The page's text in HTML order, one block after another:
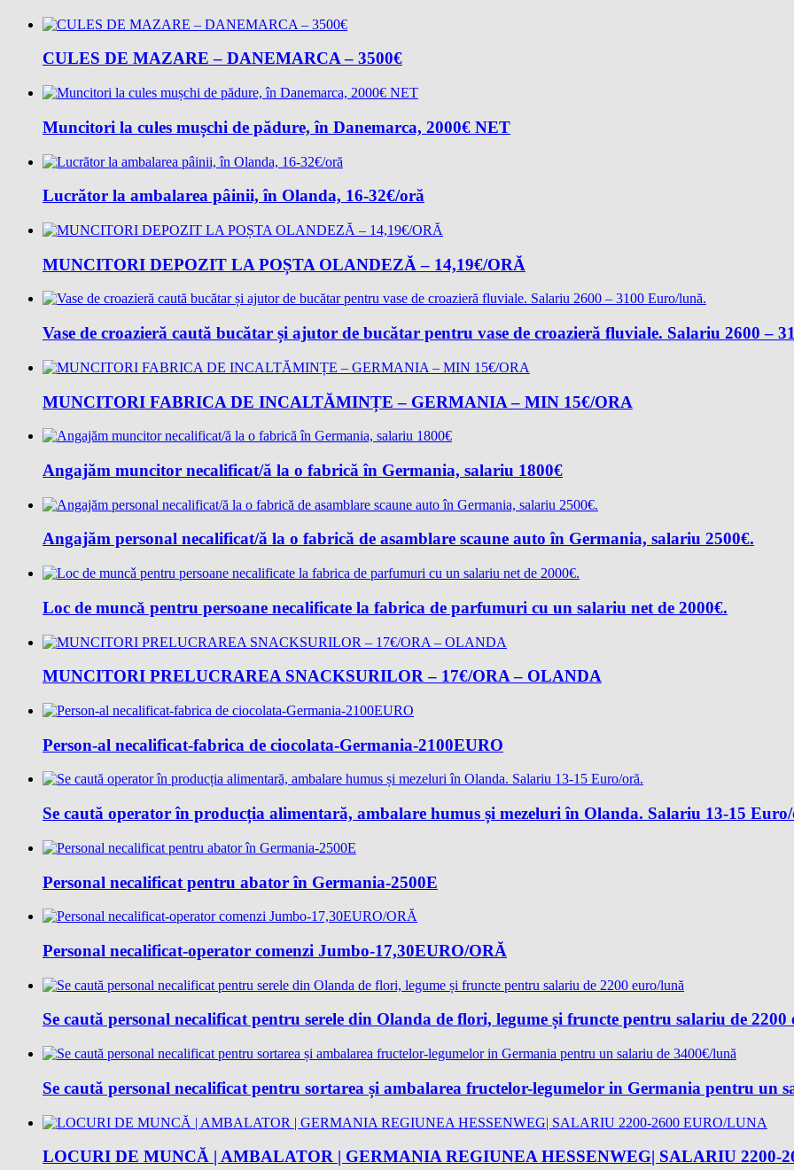
CULES DE MAZARE – DANEMARCA – 3500€
Muncitori la cules mușchi de pădure, în Danemarca, 2000€ NET
Lucrător la ambalarea pâinii, în Olanda, 16-32€/oră
MUNCITORI DEPOZIT LA POȘTA OLANDEZĂ – 14,19€/ORĂ
Vase de croazieră caută bucătar și ajutor de bucătar pentru vase de croazieră fluviale. Salariu 2600 –
MUNCITORI FABRICA DE INCALTĂMINȚE – GERMANIA – MIN 15€/ORA
Angajăm muncitor necalificat/ă la o fabrică în Germania, salariu 1800€
Angajăm personal necalificat/ă la o fabrică de asamblare scaune auto în Germania, salariu 2500€.
Loc de muncǎ pentru persoane necalificate la fabrica de parfumuri cu un salariu net de 2000€.
MUNCITORI PRELUCRAREA SNACKSURILOR – 17€/ORA – OLANDA
Person-al necalificat-fabrica de ciocolata-Germania-2100EURO
Se caută operator în producția alimentară, ambalare humus și mezeluri în Olanda. Salariu 13-15
Personal necalificat pentru abator în Germania-2500E
Personal necalificat-operator comenzi Jumbo-17,30EURO/ORĂ
Se caută personal necalificat pentru serele din Olanda de flori, legume și fruncte pentru salariu de 2200
Se caută personal necalificat pentru sortarea și ambalarea fructelor-legumelor in Germania pentru un
LOCURI DE MUNCĂ | AMBALATOR | GERMANIA REGIUNEA HESSENWEG| SALARIU 2200-